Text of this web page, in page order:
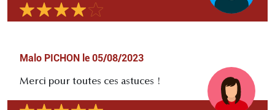
Malo PICHON le 05/08/2023
Merci pour toutes ces astuces !